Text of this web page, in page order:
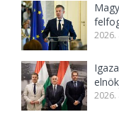
2026.
2026.